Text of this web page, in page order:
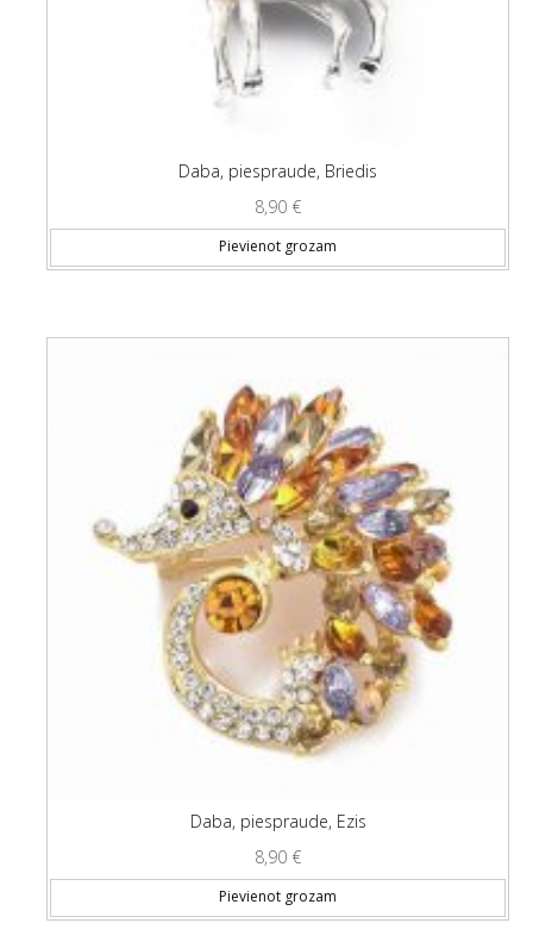
Daba, piespraude, Briedis
8,90 €
Pievienot grozam
Daba, piespraude, Ezis
8,90 €
Pievienot grozam